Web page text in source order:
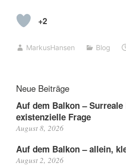
+2
MarkusHansen Blog
Neue Beiträge
Auf dem Balkon –
existenzielle Frage
August 8, 2026
Auf dem Balkon – allein,
August 2, 2026